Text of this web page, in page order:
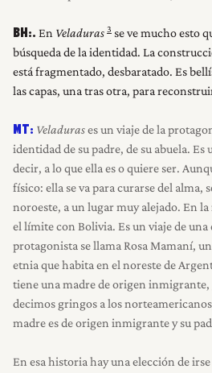
BH:. En Veladuras 3 se ve mucho esto
búsqueda de la identidad. La
está fragmentado, desbaratado. Es
las capas, una tras otra, para
MT: Veladurases un viaje de la
identidad de su padre, de su abuela.
decir, a lo que ella es o quiere ser.
físico: ella se va para curarse del alma,
noroeste, a un lugar muy alejado. En la
el límite con Bolivia. Es un viaje de una
protagonista se llama Rosa Mamaní,
etnia que habita en el noreste de
tiene una madre de origen
decimos gringos a los
madre es de origen inmigrante y su
En esa historia hay una elección de